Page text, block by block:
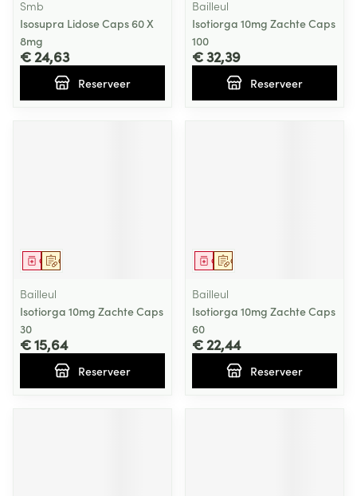
Smb
Isosupra Lidose Caps 60 X
8mg
€ 24,63
Reserveer
Bailleul
Isotiorga 10mg Zachte Caps
100
€ 32,39
Reserveer
Op voorschrift
Geneesmiddel
Bailleul
Isotiorga 10mg Zachte Caps
30
€ 15,64
Reserveer
Op voorschrift
Geneesmiddel
Bailleul
Isotiorga 10mg Zachte Caps
60
€ 22,44
Reserveer